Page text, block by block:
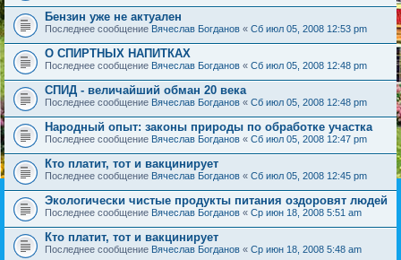
Бензин уже не актуален
Последнее сообщение Вячеслав Богданов « Сб июл 05, 2008 12:53 pm
О СПИРТНЫХ НАПИТКАХ
Последнее сообщение Вячеслав Богданов « Сб июл 05, 2008 12:48 pm
СПИД - величайший обман 20 века
Последнее сообщение Вячеслав Богданов « Сб июл 05, 2008 12:48 pm
Народный опыт: законы природы по обработке участка
Последнее сообщение Вячеслав Богданов « Сб июл 05, 2008 12:47 pm
Кто платит, тот и вакцинирует
Последнее сообщение Вячеслав Богданов « Сб июл 05, 2008 12:45 pm
Экологически чистые продукты питания оздоровят людей
Последнее сообщение Вячеслав Богданов « Ср июн 18, 2008 5:51 am
Кто платит, тот и вакцинирует
Последнее сообщение Вячеслав Богданов « Ср июн 18, 2008 5:48 am